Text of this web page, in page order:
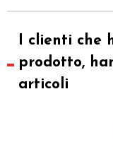
I clienti che
prodotto,
articoli